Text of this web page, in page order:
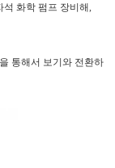
화학 펌프 장비해,
통해서 보기와 전환하